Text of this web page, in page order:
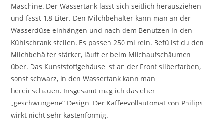
Maschine. Der Wassertank lässt sich seitlich herausziehen
und fasst 1,8 Liter. Den Milchbehälter kann man an der
Wasserdüse einhängen und nach dem Benutzen in den
Kühlschrank stellen. Es passen 250 ml rein. Befüllst du den
Milchbehälter stärker, läuft er beim Milchaufschäumen
über. Das Kunststoffgehäuse ist an der Front silberfarben,
sonst schwarz, in den Wassertank kann man
hereinschauen. Insgesamt mag ich das eher
„geschwungene“ Design. Der Kaffeevollautomat von Philips
wirkt nicht sehr kastenförmig.